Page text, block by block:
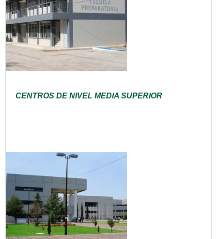
CENTROS DE NIVEL MEDIA SUPERIOR